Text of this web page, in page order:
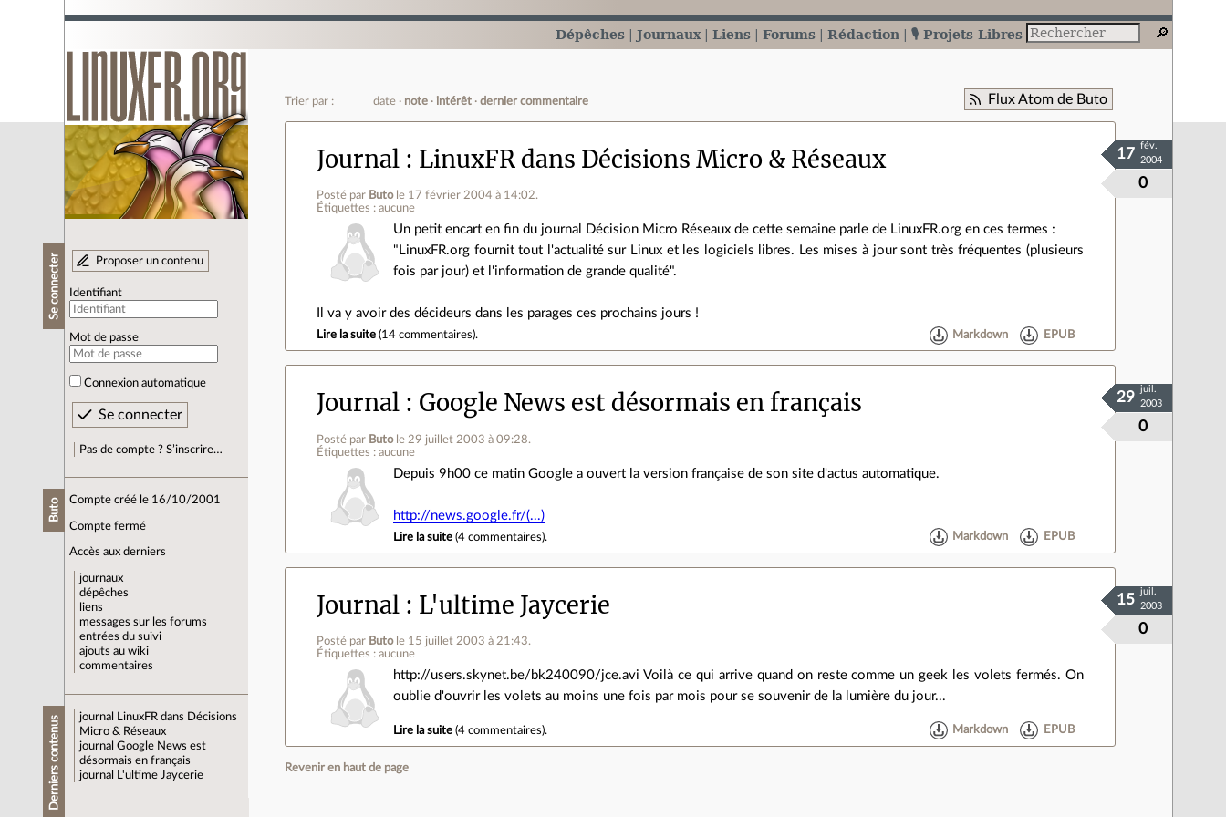
Dépêches Journaux Liens Forums Rédaction 🎙️ Projets Libres
Se connecter Proposer un contenu
Identifiant
Mot de passe
Connexion automatique
Pas de compte ? S’inscrire…
Buto Compte créé le 16/10/2001
Compte fermé
Accès aux derniers
journaux
dépêches
liens
messages sur les forums
entrées du suivi
ajouts au wiki
commentaires
Derniers contenus journal
LinuxFR dans Décisions
Micro & Réseaux
journal Google News est
désormais en français
journal
L'ultime Jaycerie
Flux Atom de Buto
Trier par : date note intérêt dernier commentaire
Journal LinuxFR dans Décisions Micro & Réseaux
Posté par Buto le 17 février 2004 à 14:02.
Étiquettes : aucune
0
17
fév.
2004
Un petit encart en fin du journal Décision Micro Réseaux de cette semaine parle de LinuxFR.org en ces termes :
"LinuxFR.org fournit tout l'actualité sur Linux et les logiciels libres. Les mises à jour sont très fréquentes (plusieurs
fois par jour) et l'information de grande qualité".
Il va y avoir des décideurs dans les parages ces prochains jours !
Lire la suite (14 commentaires). Markdown EPUB
Journal Google News est désormais en français
Posté par Buto le 29 juillet 2003 à 09:28.
Étiquettes : aucune
0
29
juil.
2003
Depuis 9h00 ce matin Google a ouvert la version française de son site d'actus automatique.
http://news.google.fr/(...)
Lire la suite (4 commentaires). Markdown EPUB
Journal L'ultime Jaycerie
Posté par Buto le 15 juillet 2003 à 21:43.
Étiquettes : aucune
0
15
juil.
2003
http://users.skynet.be/bk240090/jce.avi Voilà ce qui arrive quand on reste comme un geek les volets fermés. On
oublie d'ouvrir les volets au moins une fois par mois pour se souvenir de la lumière du jour...
Lire la suite (4 commentaires). Markdown EPUB
Revenir en haut de page